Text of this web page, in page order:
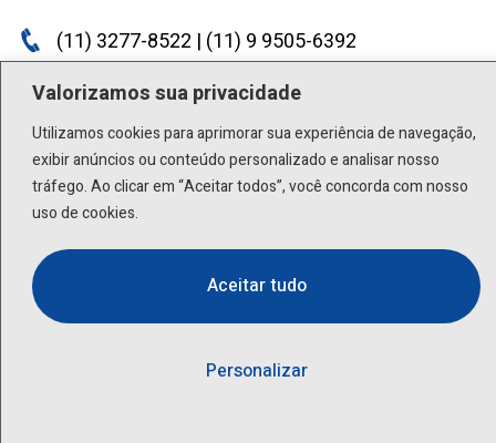
Valorizamos sua privacidade
Utilizamos cookies para aprimorar sua experiência de navegação,
exibir anúncios ou conteúdo personalizado e analisar nosso
tráfego. Ao clicar em “Aceitar todos”, você concorda com nosso
uso de cookies.
Personalizar
Aceitar tudo
(11) 3277-8522 | (11) 9 9505-6392
lactea@lactea.com.br
Social